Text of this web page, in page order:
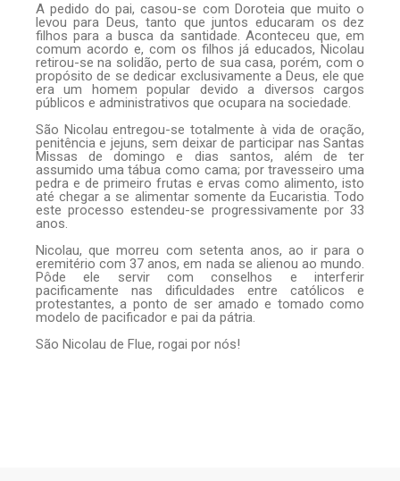
A pedido do pai, casou-se com Doroteia que muito o
levou para Deus, tanto que juntos educaram os dez
filhos para a busca da santidade. Aconteceu que, em
comum acordo e, com os filhos já educados, Nicolau
retirou-se na solidão, perto de sua casa, porém, com o
propósito de se dedicar exclusivamente a Deus, ele que
era um homem popular devido a diversos cargos
públicos e administrativos que ocupara na sociedade.
São Nicolau entregou-se totalmente à vida de oração,
penitência e jejuns, sem deixar de participar nas Santas
Missas de domingo e dias santos, além de ter
assumido uma tábua como cama; por travesseiro uma
pedra e de primeiro frutas e ervas como alimento, isto
até chegar a se alimentar somente da Eucaristia. Todo
este processo estendeu-se progressivamente por 33
anos.
Nicolau, que morreu com setenta anos, ao ir para o
eremitério com 37 anos, em nada se alienou ao mundo.
Pôde ele servir com conselhos e interferir
pacificamente nas dificuldades entre católicos e
protestantes, a ponto de ser amado e tomado como
modelo de pacificador e pai da pátria.
São Nicolau de Flue, rogai por nós!